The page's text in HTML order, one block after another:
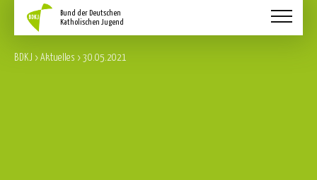
Aktuelles
BDKJ >Aktuelles >30.05.2021